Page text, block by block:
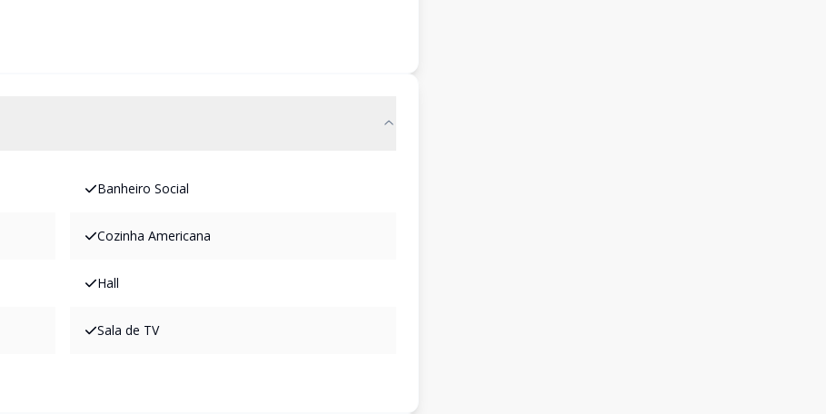
Banheiro Social
Cozinha Americana
Hall
Sala de TV